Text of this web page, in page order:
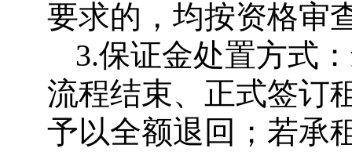
要求的，均按资格审
3.保证金处置方式
流程结束、正式签订
予以全额退回；若承